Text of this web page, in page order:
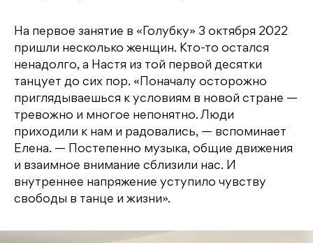
На первое занятие в «Голубку» 3 октября 2022
пришли несколько женщин. Кто-то остался
ненадолго, а Настя из той первой десятки
танцует до сих пор. «Поначалу осторожно
приглядываешься к условиям в новой стране —
тревожно и многое непонятно. Люди
приходили к нам и радовались, — вспоминает
Елена. — Постепенно музыка, общие движения
и взаимное внимание сблизили нас. И
внутреннее напряжение уступило чувству
свободы в танце и жизни».